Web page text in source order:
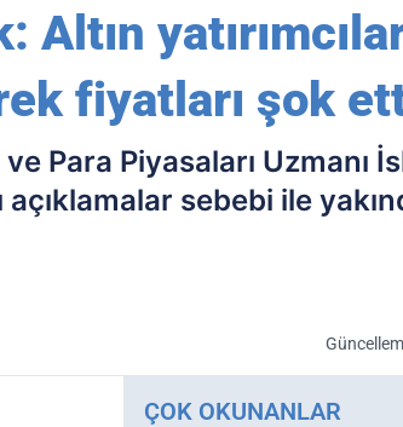
fiyatları şok
Para Piyasaları Uzmanı
sebebi ile
ÇOK OKUNANLAR